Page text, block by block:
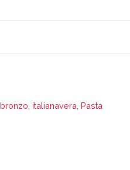
bronzo italianavera Pasta